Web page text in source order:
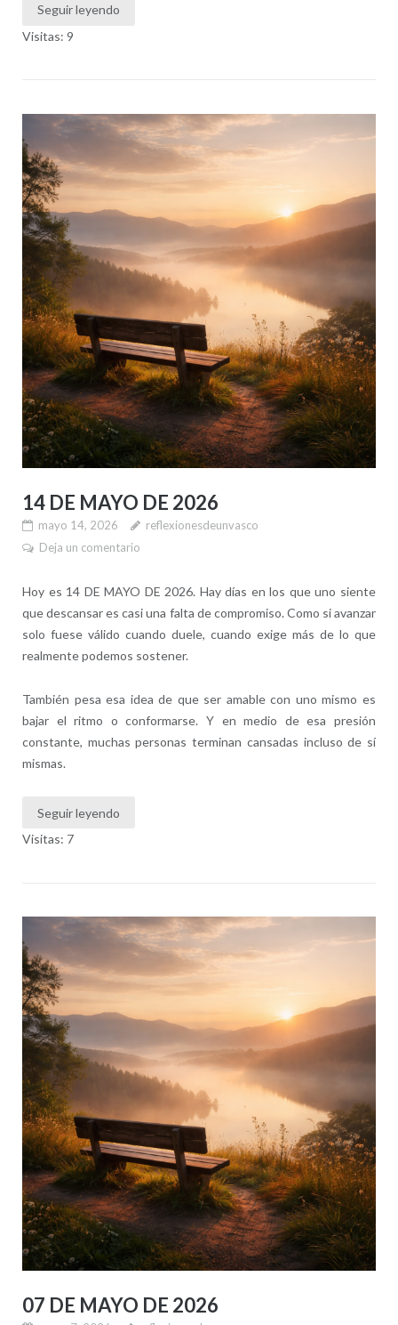
Seguir leyendo
Visitas: 9
14 DE MAYO DE 2026
mayo 14, 2026
reflexionesdeunvasco
Deja un comentario
Hoy es 14 DE MAYO DE 2026. Hay días en los que uno siente
que descansar es casi una falta de compromiso. Como si avanzar
solo fuese válido cuando duele, cuando exige más de lo que
realmente podemos sostener.
También pesa esa idea de que ser amable con uno mismo es
bajar el ritmo o conformarse. Y en medio de esa presión
constante, muchas personas terminan cansadas incluso de sí
mismas.
Seguir leyendo
Visitas: 7
07 DE MAYO DE 2026